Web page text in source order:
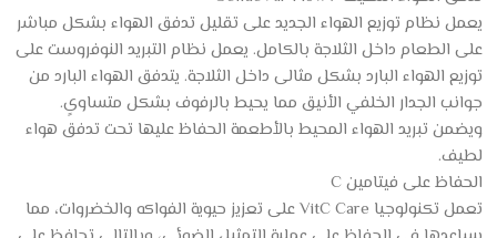
يعمل نظام توزيع الهواء الجديد على تقليل تدفق الهواء بشكل مباشر
على الطعام داخل الثلاجة بالكامل. يعمل نظام التبريد النوفروست على
توزيع الهواء البارد بشكل مثالى داخل الثلاجة. يتدفق الهواء البارد من
جوانب الجدار الخلفي الأنيق مما يحيط بالرفوف بشكل متساوىٍ.
ويضمن تبريد الهواء المحيط بالأطعمة الحفاظ عليها تحت تدفق هواء
لطيف.
الحفاظ على فيتامين C
تعمل تكنولوجيا VitC Care على تعزيز حيوية الفواكه والخضروات، مما